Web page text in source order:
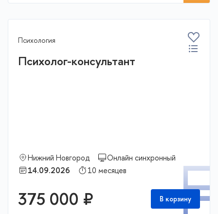
Психология
Психолог-консультант
Нижний Новгород
Онлайн синхронный
14.09.2026
10 месяцев
375 000 ₽ В корзину